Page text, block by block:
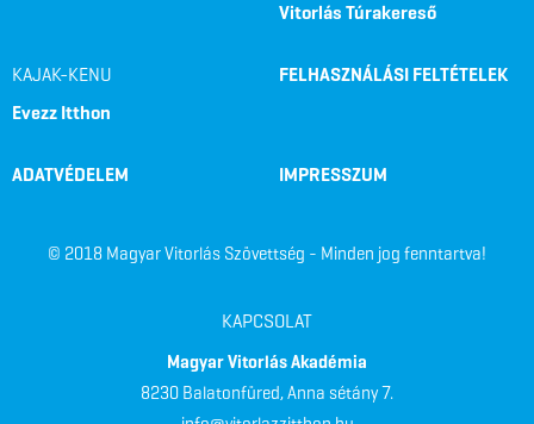
Vitorlás Túrakereső
KAJAK-KENU
Evezz Itthon
FELHASZNÁLÁSI FELTÉTELEK
ADATVÉDELEM IMPRESSZUM
© 2018 Magyar Vitorlás Szövettség - Minden jog fenntartva!
KAPCSOLAT
Magyar Vitorlás Akadémia
8230 Balatonfüred, Anna sétány 7.